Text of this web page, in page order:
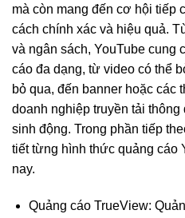
mà còn mang đến cơ hội tiếp
cách chính xác và hiệu quả.
và ngân sách, YouTube cung
cáo đa dạng, từ video có thể
bỏ qua, đến banner hoặc các
doanh nghiệp truyền tải
sinh động. Trong phần tiếp
tiết từng hình thức quảng cáo
nay.
Quảng cáo TrueView: